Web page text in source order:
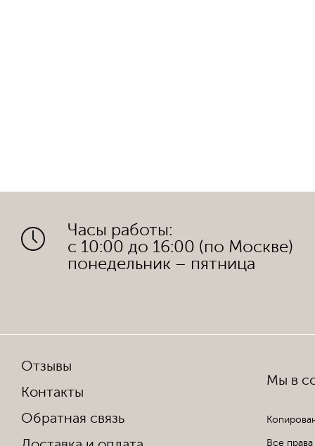
Часы работы:
с 10:00 до 16:00 (по Москве)
понедельник – пятница
Отзывы
Контакты
Обратная связь
Мы в
Все